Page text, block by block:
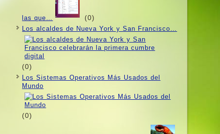
las que… (0)
Los alcaldes de Nueva York y San Francisco…
(0)
Los Sistemas Operativos Más Usados ​​del
Mundo
(0)